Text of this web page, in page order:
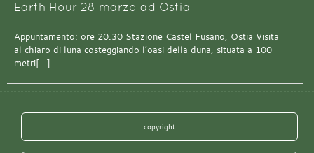
Earth Hour 28 marzo ad Ostia
Appuntamento: ore 20.30 Stazione Castel Fusano, Ostia Visita
al chiaro di luna costeggiando l’oasi della duna, situata a 100
metri[…]
copyright